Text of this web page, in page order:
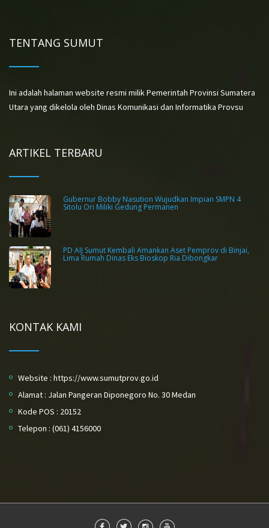
TENTANG SUMUT
Ini adalah halaman website resmi milik Pemerintah Provinsi Sumatera
Utara yang dikelola oleh Dinas Komunikasi dan Informatika Provsu
ARTIKEL TERBARU
Gubernur Bobby Nasution Wujudkan Impian SMPN 4
Sitolu Ori Miliki Gedung Permanen
PD AIJ Sumut Kembali Amankan Aset Pemprov di Binjai,
Lima Rumah Dinas Eks Bioskop Ria Dibongkar
KONTAK KAMI
Website : https://www.sumutprov.go.id
Alamat : Jalan Pangeran Diponegoro No. 30 Medan
Kode POS : 20152
Telepon : (061) 4156000